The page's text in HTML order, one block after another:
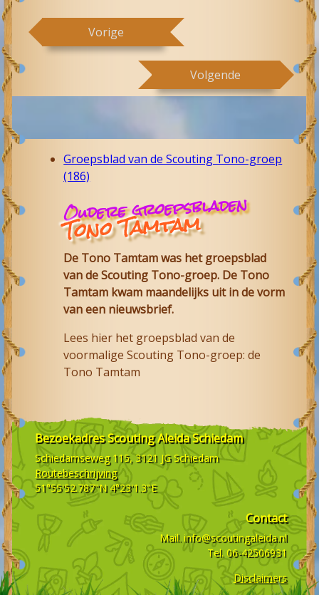
Vorige
Volgende
Groepsblad van de Scouting Tono-groep
(186)
Oudere groepsbladen
Tono Tamtam
De Tono Tamtam was het groepsblad
van de Scouting Tono-groep. De Tono
Tamtam kwam maandelijks uit in de vorm
van een nieuwsbrief.
Lees hier het groepsblad van de
voormalige Scouting Tono-groep: de
Tono Tamtam
BezoekadresScouting Aleida Schiedam
Schiedamseweg 115, 3121 JG Schiedam
Routebeschrijving
51°55'52.787"N 4°23'1.3"E
Contact
Mail. info@scoutingaleida.nl
Tel. 06-42506931
Disclaimers